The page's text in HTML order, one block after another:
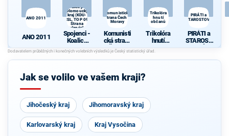
ANO 2011
ANO 2011
Koalice pro
Olomoucký
kraj (KDU-
ČSL, TOP 09,
Strana
zelených,
ProOlomouc)
Spojenci -
Koalice
pro
Olomouck
ý kraj
ČSL, TOP
ProOlomo
uc)
Komunistická
strana Čech a
Moravy
Komunisti
cká strana
Čech a
Moravy
Trikolóra
hnutí
občanů
Trikolóra
hnutí
občanů
PIRÁTI a
STAROSTOVÉ
PIRÁTI a
STAROST
OVÉ
Jak se volilo ve vašem kraji?
Jihočeský kraj Jihomoravský kraj
Karlovarský kraj Kraj Vysočina